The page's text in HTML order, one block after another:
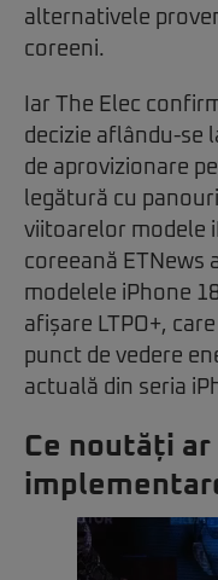
alternativele
coreeni.
Iar The Elec
decizie aflându-se
de aprovizionare
legătură cu
viitoarelor modele
coreeană ETNews
modelele iPhone
afișare LTPO+,
punct de vedere
actuală din seria
Ce noutăți